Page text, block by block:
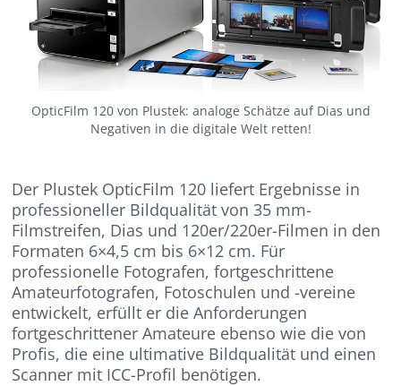
OpticFilm 120 von Plustek: analoge Schätze auf Dias und
Negativen in die digitale Welt retten!
Der Plustek OpticFilm 120 liefert Ergebnisse in
professioneller Bildqualität von 35 mm-
Filmstreifen, Dias und 120er/220er-Filmen in den
Formaten 6×4,5 cm bis 6×12 cm. Für
professionelle Fotografen, fortgeschrittene
Amateurfotografen, Fotoschulen und -vereine
entwickelt, erfüllt er die Anforderungen
fortgeschrittener Amateure ebenso wie die von
Profis, die eine ultimative Bildqualität und einen
Scanner mit ICC-Profil benötigen.